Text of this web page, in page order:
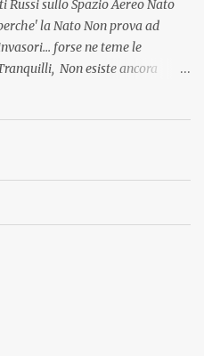
Russi sullo Spazio Aereo Nato
la Nato Non prova ad
forse ne teme le
Non esiste ancora
"False Flag", per provocare
da menti sane, potrebbe